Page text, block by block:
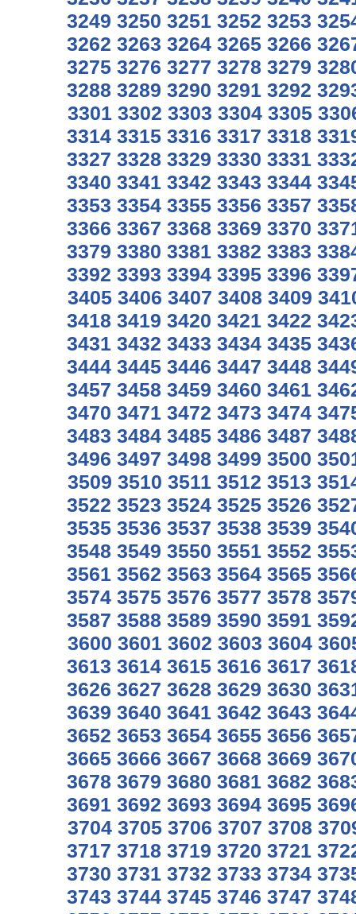
3249 3250 3251 3252 3253
3262 3263 3264 3265 3266
3275 3276 3277 3278 3279
3288 3289 3290 3291 3292
3301 3302 3303 3304 3305
3314 3315 3316 3317 3318
3327 3328 3329 3330 3331
3340 3341 3342 3343 3344
3353 3354 3355 3356 3357
3366 3367 3368 3369 3370
3379 3380 3381 3382 3383
3392 3393 3394 3395 3396
3405 3406 3407 3408 3409
3418 3419 3420 3421 3422
3431 3432 3433 3434 3435
3444 3445 3446 3447 3448
3457 3458 3459 3460 3461
3470 3471 3472 3473 3474
3483 3484 3485 3486 3487
3496 3497 3498 3499 3500
3509 3510 3511 3512 3513
3522 3523 3524 3525 3526
3535 3536 3537 3538 3539
3548 3549 3550 3551 3552
3561 3562 3563 3564 3565
3574 3575 3576 3577 3578
3587 3588 3589 3590 3591
3600 3601 3602 3603 3604
3613 3614 3615 3616 3617
3626 3627 3628 3629 3630
3639 3640 3641 3642 3643
3652 3653 3654 3655 3656
3665 3666 3667 3668 3669
3678 3679 3680 3681 3682
3691 3692 3693 3694 3695
3704 3705 3706 3707 3708
3717 3718 3719 3720 3721
3730 3731 3732 3733 3734
3743 3744 3745 3746 3747